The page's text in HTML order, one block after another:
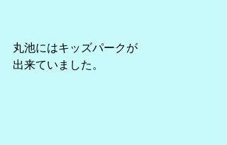
丸池にはキッズパークが
出来ていました。